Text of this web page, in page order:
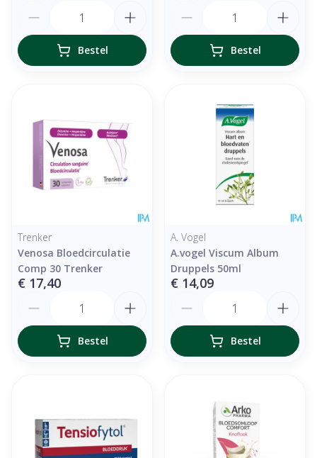
Bestel Bestel
Trenker
Venosa Bloedcirculatie
Comp 30 Trenker
€ 17,40
Bestel
A. Vogel
A.vogel Viscum Album
Druppels 50ml
€ 14,09
Bestel